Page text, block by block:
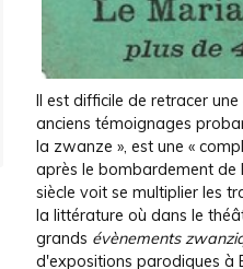
Il est difficile de retracer
anciens témoignages
la zwanze », est une «
après le bombardement de
siècle voit se multiplier les
la littérature où dans le
grands évènements
d'expositions parodiques à